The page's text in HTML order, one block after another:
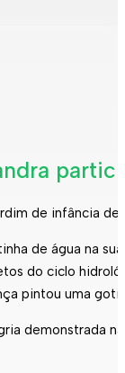
de infância
de água na
do ciclo
pintou uma
demonstrada